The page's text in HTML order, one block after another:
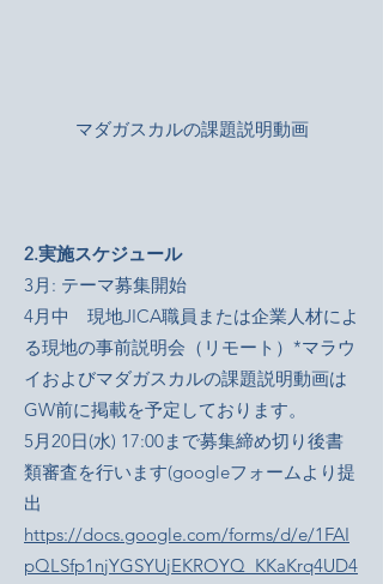
マダガスカルの課題説明動画
2.実施スケジュール
3月: テーマ募集開始
4月中 現地JICA職員または企業人材によ
る現地の事前説明会（リモート）*マラウ
イおよびマダガスカルの課題説明動画は
GW前に掲載を予定しております。
5月20日(水) 17:00まで募集締め切り後書
類審査を行います(googleフォームより提
出
https://docs.google.com/forms/d/e/1FAI
pQLSfp1njYGSYUjEKROYQ_KKaKrq4UD4